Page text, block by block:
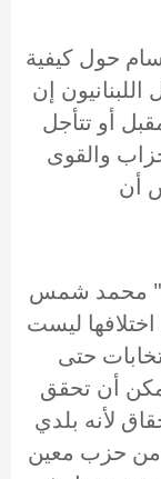
حول كيفية
إن
أو تتأجل
والقوى
أن
محمد شمس
ليست
حتى
أن تحقق
لأنه بلدي
من حزب معين